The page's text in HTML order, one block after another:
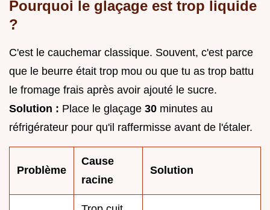
Pourquoi le glaçage est trop liquide
?
C'est le cauchemar classique. Souvent, c'est parce
que le beurre était trop mou ou que tu as trop battu
le fromage frais après avoir ajouté le sucre.
Solution : Place le glaçage 30 minutes au
réfrigérateur pour qu'il raffermisse avant de l'étaler.
Problème
Cause
racine
Solution